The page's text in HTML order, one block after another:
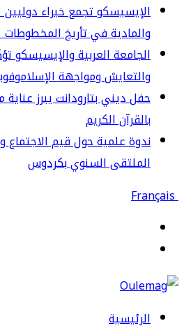
تجمع خبراء دوليين لبحث
في تأريخ المخطوطات
العربية والإيسيسكو تؤكدان
ومواجهة الإسلاموفوبيا
ديني بتارودانت يبرز عناية ملوك
الكريم
علمية حول قيم الاجتماع
السنوي بكردوس